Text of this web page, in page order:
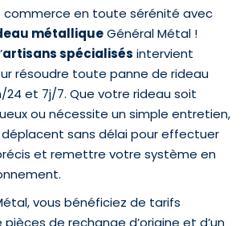
commerce en toute sérénité avec
métalliqueGénéral Métal !
artisans spécialisés intervient
résoudre toute panne de rideau
24 et 7j/7. Que votre rideau soit
ou nécessite un simple entretien,
sans délai pour effectuer
et remettre votre système en
vous bénéficiez de tarifs
de rechange d’origine et d’un